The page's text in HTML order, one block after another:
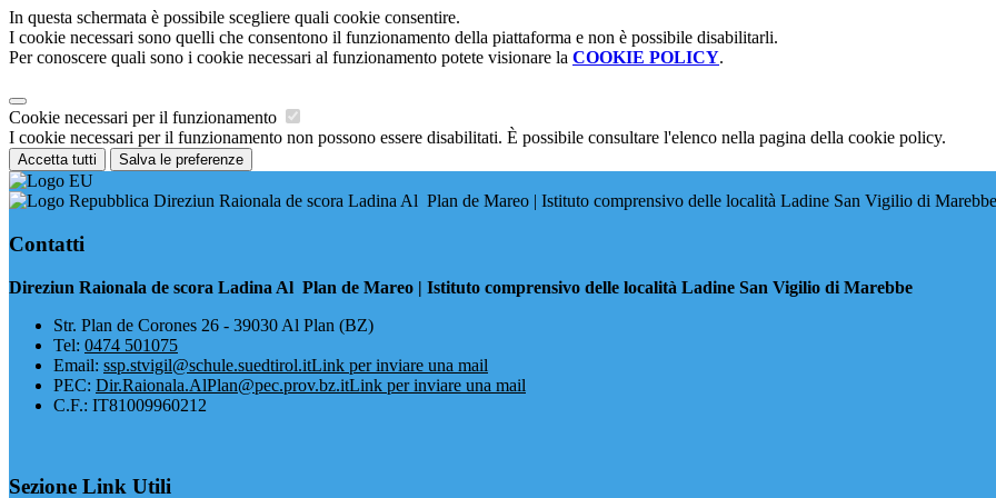
In questa schermata è possibile scegliere quali cookie consentire.
I cookie necessari sono quelli che consentono il funzionamento della piattaforma e non è possibile disabilitarli.
Per conoscere quali sono i cookie necessari al funzionamento potete visionare la COOKIE POLICY.
Cookie necessari per il funzionamento
I cookie necessari per il funzionamento non possono essere disabilitati. È possibile consultare l'elenco nella pagina della cookie policy.
Accetta tutti Salva le preferenze
Direziun Raionala de scora Ladina Al Plan de Mareo | Istituto comprensivo delle località Ladine San Vigilio di Marebbe
Contatti
Direziun Raionala de scora Ladina Al Plan de Mareo | Istituto comprensivo delle località Ladine San Vigilio di Marebbe
​Str. Plan de Corones 26 - 39030 Al Plan (BZ)
Tel: 0474 501075
Email: ssp.stvigil@schule.suedtirol.itLink per inviare una mail
PEC: Dir.Raionala.AlPlan@pec.prov.bz.itLink per inviare una mail
C.F.: IT81009960212
Sezione Link Utili